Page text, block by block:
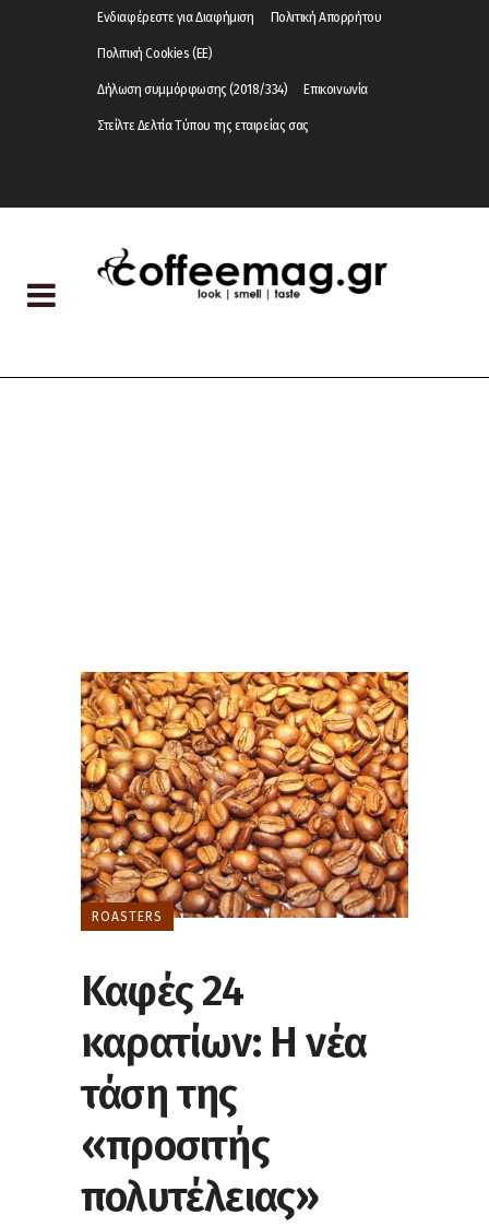
Ενδιαφέρεστε για Διαφήμιση Πολιτική Απορρήτου
Πολιτική Cookies (ΕΕ)
Δήλωση συμμόρφωσης (2018/334) Επικοινωνία
Στείλτε Δελτία Τύπου της εταιρείας σας
ROASTERS
Καφές 24
καρατίων: Η νέα
τάση της
«προσιτής
πολυτέλειας»